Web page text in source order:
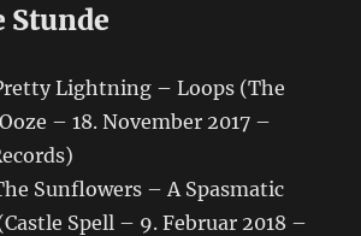
Stunde
Lightning – Loops (The
– 18. November 2017 –
Sunflowers – A Spasmatic
Spell – 9. Februar 2018 –